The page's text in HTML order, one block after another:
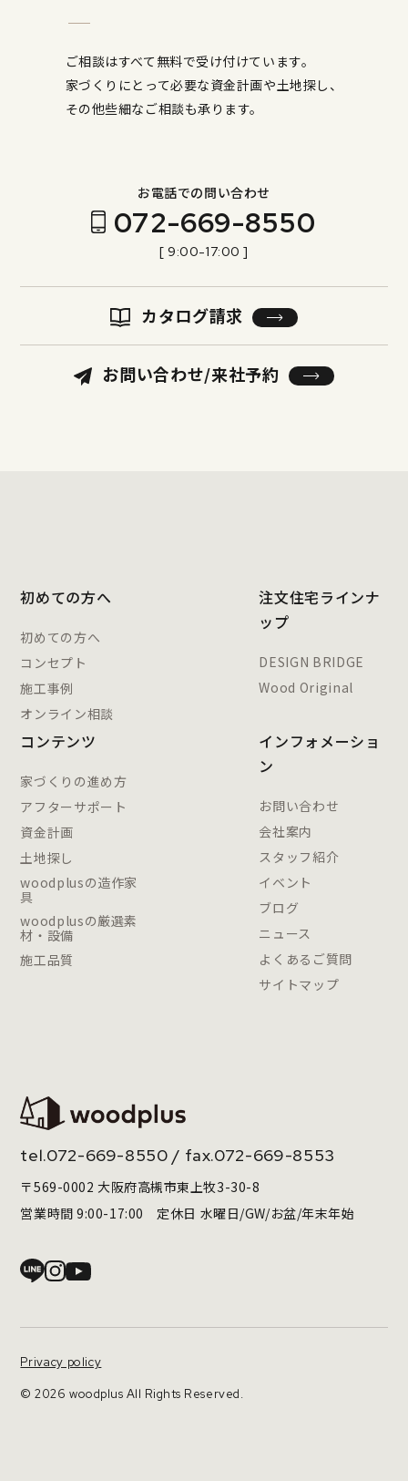
ご相談はすべて無料で受け付けています。
家づくりにとって必要な資金計画や土地探し、
その他些細なご相談も承ります。
お電話での問い合わせ
072-669-8550
[ 9:00-17:00 ]
カタログ請求
お問い合わせ/来社予約
初めての方へ
初めての方へ
コンセプト
施工事例
オンライン相談
注文住宅ラインナ
ップ
DESIGN BRIDGE
Wood Original
コンテンツ
家づくりの進め方
アフターサポート
資金計画
土地探し
woodplusの造作家
具
woodplusの厳選素
材・設備
施工品質
インフォメーショ
ン
お問い合わせ
会社案内
スタッフ紹介
イベント
ブログ
ニュース
よくあるご質問
サイトマップ
tel.072-669-8550 / fax.072-669-8553
〒569-0002 大阪府高槻市東上牧3-30-8
営業時間 9:00-17:00 定休日 水曜日/GW/お盆/年末年始
Privacy policy
© 2026 woodplus All Rights Reserved.